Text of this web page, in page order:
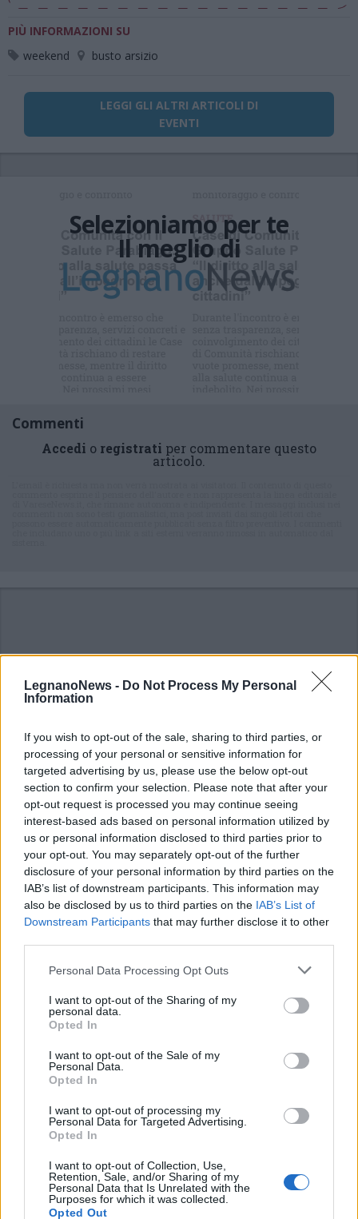
LegnanoNews - Do Not Process My Personal
Information
If you wish to opt-out of the sale, sharing to third parties, or
processing of your personal or sensitive information for
targeted advertising by us, please use the below opt-out
section to confirm your selection. Please note that after your
opt-out request is processed you may continue seeing
interest-based ads based on personal information utilized by
us or personal information disclosed to third parties prior to
your opt-out. You may separately opt-out of the further
disclosure of your personal information by third parties on the
IAB’s list of downstream participants. This information may
also be disclosed by us to third parties on the IAB’s List of
Downstream Participants that may further disclose it to other
Personal Data Processing Opt Outs
I want to opt-out of the Sharing of my
personal data.
Opted In
I want to opt-out of the Sale of my
Personal Data.
Opted In
I want to opt-out of processing my
Personal Data for Targeted Advertising.
Opted In
I want to opt-out of Collection, Use,
Retention, Sale, and/or Sharing of my
Personal Data that Is Unrelated with the
Purposes for which it was collected.
Opted Out
PIÙ INFORMAZIONI SU
weekend
busto arsizio
LEGGI GLI ALTRI ARTICOLI DI
EVENTI
Selezioniamo per te
Il meglio di
Commenti
Accedi o registrati per commentare questo
articolo.
ALTRE NOTIZIE DI BUSTO ARSIZIO
PALLAVOLO
Futura Volley Giovani Busto Arsizio
pronta per la stagione 2026-27 con
una nuova squadra